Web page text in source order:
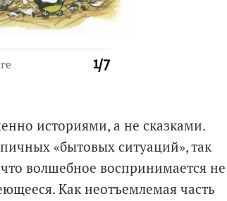
1/7
историями, а не сказками.
«бытовых ситуаций», так
волшебное воспринимается не
Как неотъемлемая часть